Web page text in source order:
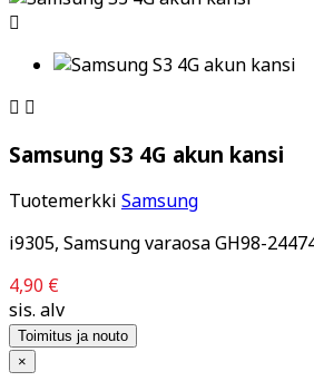

 
Samsung S3 4G akun kansi
Tuotemerkki Samsung
i9305, Samsung varaosa GH98-
4,90 €
sis. alv
Toimitus ja nouto
×